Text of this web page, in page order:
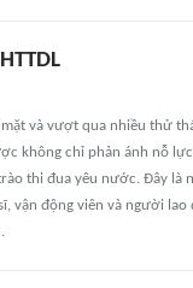
và vượt qua nhiều thử
không chỉ phản ánh nỗ
thi đua yêu nước. Đây là
vận động viên và người lao